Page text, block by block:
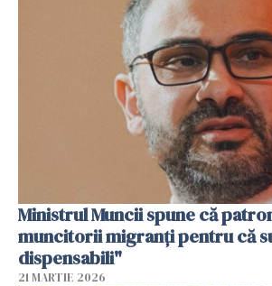
Ministrul Muncii spune că
muncitorii migranți pentru că
dispensabili"
21 MARTIE 2026